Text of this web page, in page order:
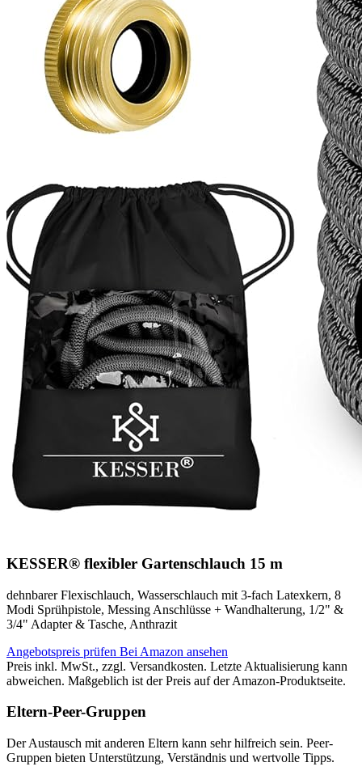
KESSER® flexibler Gartenschlauch 15 m
dehnbarer Flexischlauch, Wasserschlauch mit 3-fach Latexkern, 8
Modi Sprühpistole, Messing Anschlüsse + Wandhalterung, 1/2" &
3/4" Adapter & Tasche, Anthrazit
Angebotspreis prüfen Bei Amazon ansehen
Preis inkl. MwSt., zzgl. Versandkosten. Letzte Aktualisierung kann
abweichen. Maßgeblich ist der Preis auf der Amazon-Produktseite.
Eltern-Peer-Gruppen
Der Austausch mit anderen Eltern kann sehr hilfreich sein. Peer-
Gruppen bieten Unterstützung, Verständnis und wertvolle Tipps.